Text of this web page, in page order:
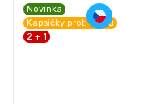
Novinka
Kapsičky proti úniku
2 + 1